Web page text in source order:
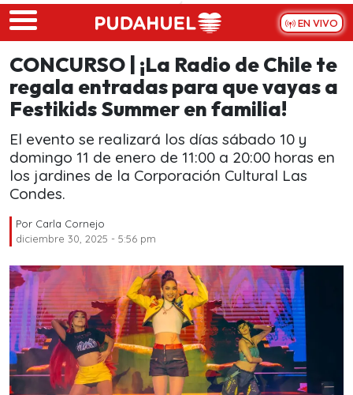
Skip to main content
EN VIVO
CONCURSO | ¡La Radio de Chile te
regala entradas para que vayas a
Festikids Summer en familia!
El evento se realizará los días sábado 10 y
domingo 11 de enero de 11:00 a 20:00 horas en
los jardines de la Corporación Cultural Las
Condes.
Por Carla Cornejo
diciembre 30, 2025 - 5:56 pm